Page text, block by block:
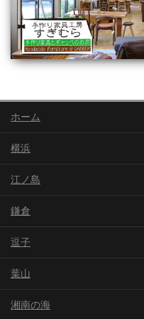
ホーム
横浜
江ノ島
鎌倉
逗子
葉山
湘南の海